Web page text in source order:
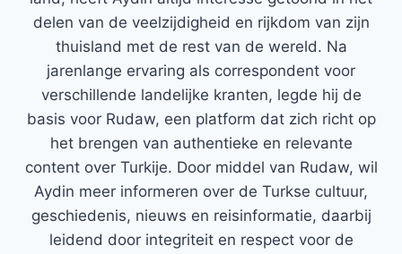
delen van de veelzijdigheid en rijkdom van zijn
thuisland met de rest van de wereld. Na
jarenlange ervaring als correspondent voor
verschillende landelijke kranten, legde hij de
basis voor Rudaw, een platform dat zich richt op
het brengen van authentieke en relevante
content over Turkije. Door middel van Rudaw, wil
Aydin meer informeren over de Turkse cultuur,
geschiedenis, nieuws en reisinformatie, daarbij
leidend door integriteit en respect voor de